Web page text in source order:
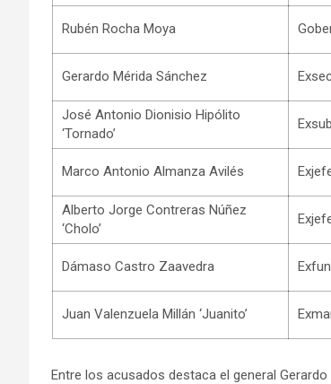
Rubén Rocha Moya
Gerardo Mérida Sánchez
José Antonio Dionisio Hipólito
‘Tornado’
Marco Antonio Almanza Avilés
Alberto Jorge Contreras Núñez
‘Cholo’
Dámaso Castro Zaavedra
Juan Valenzuela Millán ‘Juanito’
Entre los acusados destaca el general